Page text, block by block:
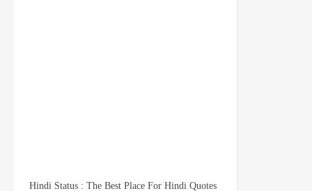
Hindi Status : The Best Place For Hindi Quotes